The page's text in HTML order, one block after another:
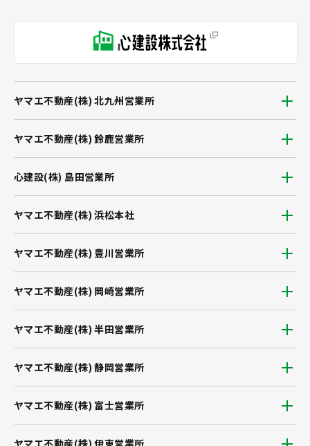
ヤマエ不動産(株) 浜松本社
ヤマエ不動産(株) 静岡営業所
ヤマエ不動産(株) 豊川営業所
ヤマエ不動産(株) 富士営業所
ヤマエ不動産(株) 岡崎営業所
ヤマエ不動産(株) 伊東営業所
ヤマエ不動産(株) 半田営業所
ヤマエ不動産(株) 北九州営業所
ヤマエ不動産(株) 鈴鹿営業所
心建設(株) 島田営業所